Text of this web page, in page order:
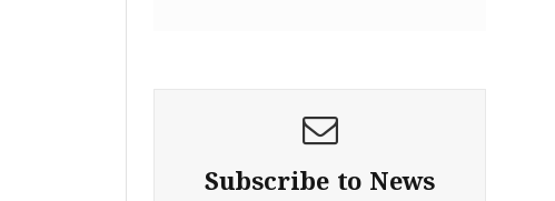
Subscribe to News